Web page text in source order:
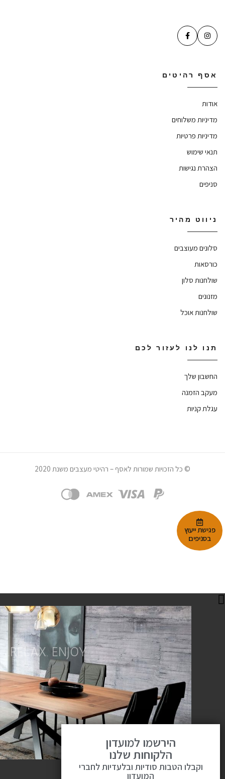
אסף רהיטים
אודות
מדיניות משלוחים
מדיניות פרטיות
תנאי שימוש
הצהרת נגישות
סניפים
ניווט מהיר
סלונים מעוצבים
כורסאות
שולחנות סלון
מזנונים
שולחנות אוכל
תנו לנו לעזור לכם
החשבון שלך
מעקב הזמנה
עגלת קניות
© כל הזכויות שמורות לאסף – רהיטי מעצבים משנת 2020
פגישת ייעוץ
בסניפים
RELAX. ENJOY.
הירשמו למועדון
הלקוחות שלנו
וקבלו הטבות סודיות ובלעדיות לחברי
המועדון